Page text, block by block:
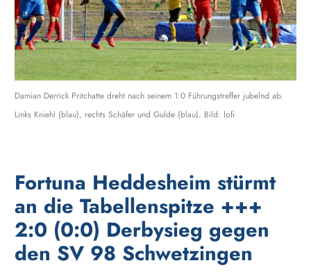
Damian Derrick Pritchatte dreht nach seinem 1:0 Führungstreffer jubelnd ab.
Links Kniehl (blau), rechts Schäfer und Gulde (blau). Bild: lofi
Fortuna Heddesheim stürmt
an die Tabellenspitze +++
2:0 (0:0) Derbysieg gegen
den SV 98 Schwetzingen